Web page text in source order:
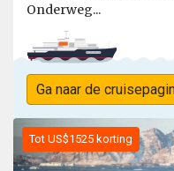
Onderweg...
Ga naar de
Tot US$1525 korting